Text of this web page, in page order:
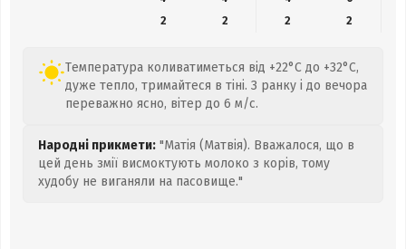
2
2 2 2
Температура коливатиметься від +22°C до +32°C,
дуже тепло, тримайтеся в тіні. З ранку і до вечора
переважно ясно, вітер до 6 м/с.
Народні прикмети: "Матія (Матвія). Вважалося, що в
цей день змії висмоктують молоко з корів, тому
худобу не виганяли на пасовище."